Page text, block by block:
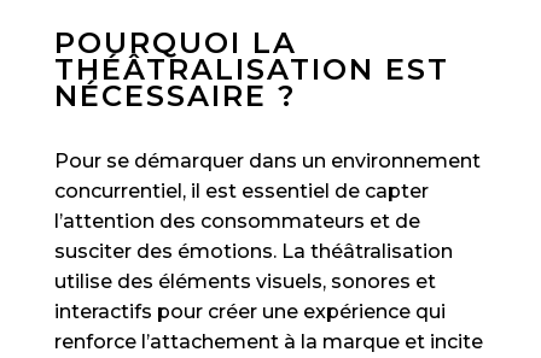
POURQUOI LA
THÉÂTRALISATION EST
NÉCESSAIRE ?
Pour se démarquer dans un environnement
concurrentiel, il est essentiel de capter
l’attention des consommateurs et de
susciter des émotions. La théâtralisation
utilise des éléments visuels, sonores et
interactifs pour créer une expérience qui
renforce l’attachement à la marque et incite